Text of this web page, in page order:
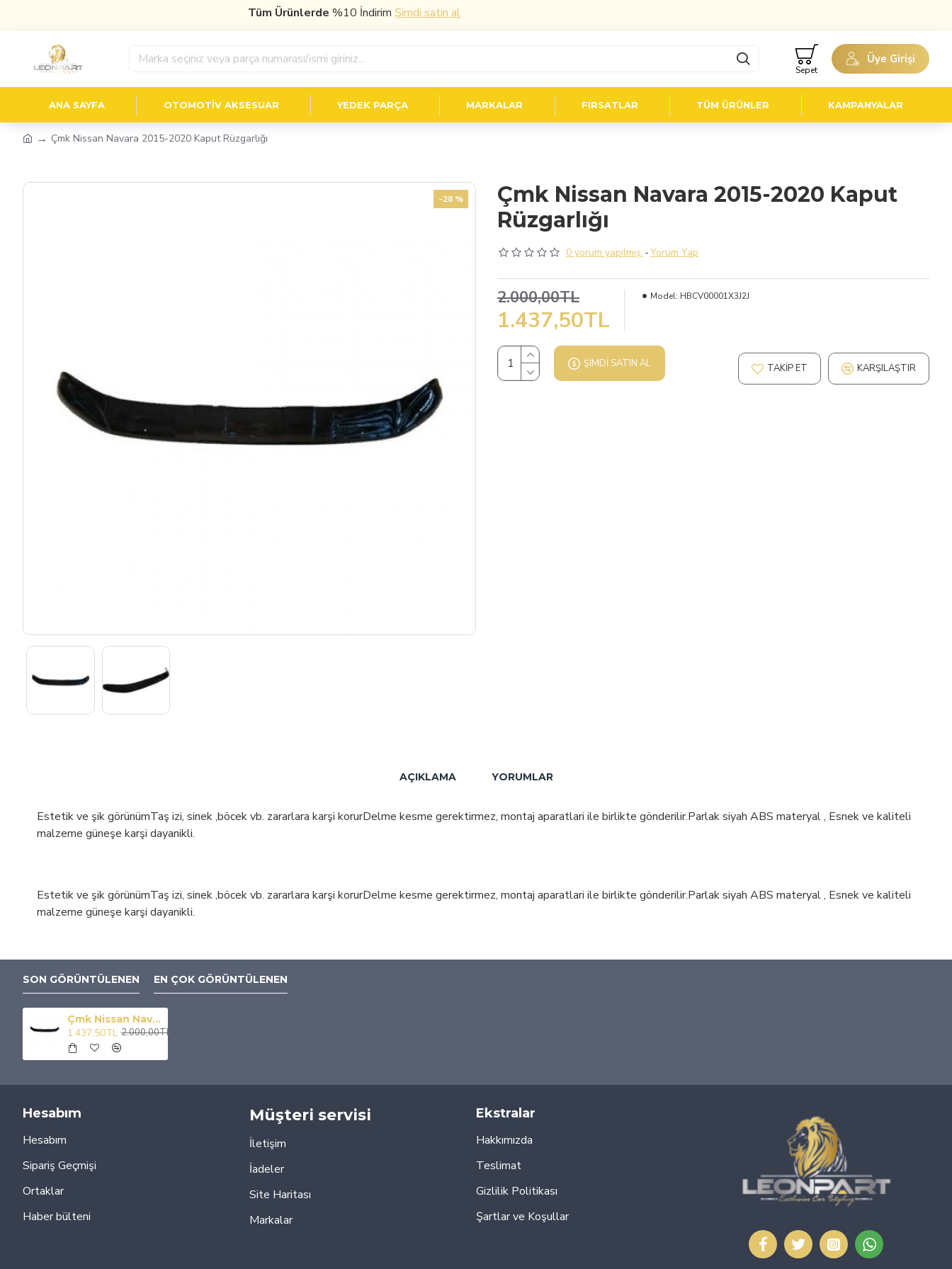
Tüm Ürünlerde%10 İndirimŞimdi satın al
Üye Girişi
Sepet
ANA SAYFA OTOMOTIV AKSESUAR YEDEK PARÇA MARKALAR FIRSATLAR TÜM ÜRÜNLER KAMPANYALAR
Çmk Nissan Navara 2015-2020 Kaput Rüzgarlığı
-28 %
Çmk Nissan Navara 2015-2020 Kaput
Rüzgarlığı
0 yorum yapılmış. -Yorum Yap
1.437,50TL
2.000,00TL Model: HBCV00001X3J2J
ŞIMDI SATIN AL TAKIP ET KARŞILAŞTIR
AÇIKLAMA YORUMLAR
Estetik ve şik görünümTaş izi, sinek ,böcek vb. zararlara karşi korurDelme kesme gerektirmez, montaj aparatlari ile birlikte gönderilir.Parlak siyah ABS materyal , Esnek ve kaliteli
malzeme güneşe karşi dayanikli.
Estetik ve şik görünümTaş izi, sinek ,böcek vb. zararlara karşi korurDelme kesme gerektirmez, montaj aparatlari ile birlikte gönderilir.Parlak siyah ABS materyal , Esnek ve kaliteli
malzeme güneşe karşi dayanikli.
SON GÖRÜNTÜLENEN EN ÇOK GÖRÜNTÜLENEN
Çmk Nissan Navara 2015-2020 Kaput Rüzgarlığı
1.437,50TL 2.000,00TL
Hesabım
Hesabım
Sipariş Geçmişi
Ortaklar
Haber bülteni
Müşteri servisi
İletişim
İadeler
Site Haritası
Markalar
Ekstralar
Hakkımızda
Teslimat
Gizlilik Politikası
Şartlar ve Koşullar